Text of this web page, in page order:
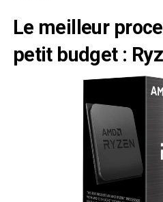
Le meilleur
petit budget :